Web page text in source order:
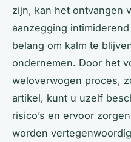
zijn, kan het ontvangen
aanzegging
belang om kalm te
ondernemen. Door het
weloverwogen proces,
artikel, kunt u uzelf
risico’s en ervoor
worden